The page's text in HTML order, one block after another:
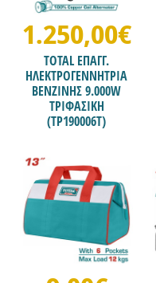
1.250,00€
TOTAL ΕΠΑΓΓ.
ΗΛΕΚΤΡΟΓΕΝΝΗΤΡΙΑ
ΒΕΝΖΙΝΗΣ 9.000W
ΤΡΙΦΑΣΙΚΗ
(TP190006T)